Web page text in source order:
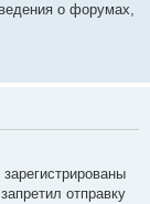
о форумах,
отправку